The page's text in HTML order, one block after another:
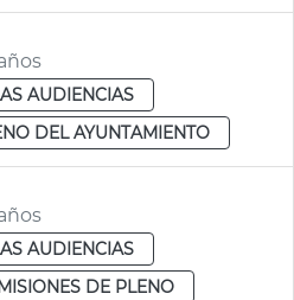
AUDIENCIAS
DEL AYUNTAMIENTO
AUDIENCIAS
DE PLENO